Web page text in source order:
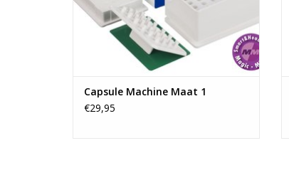
Capsule Machine Maat 1
€29,95